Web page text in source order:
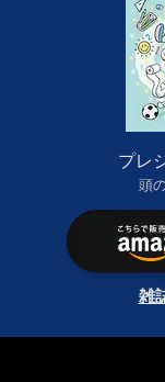
プレ
頭
雑